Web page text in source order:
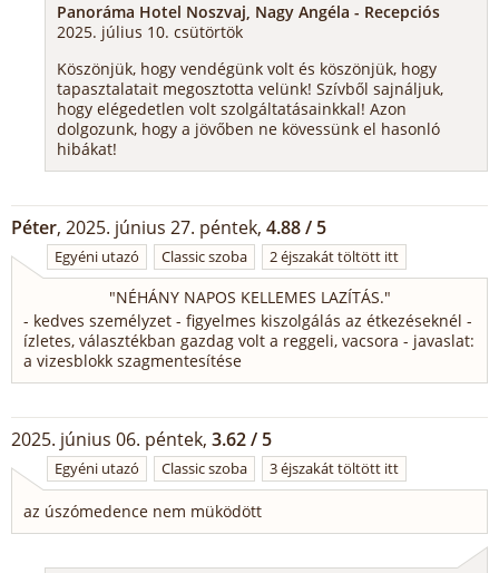
Panoráma Hotel Noszvaj, Nagy Angéla - Recepciós
2025. július 10. csütörtök
Köszönjük, hogy vendégünk volt és köszönjük, hogy
tapasztalatait megosztotta velünk! Szívből sajnáljuk,
hogy elégedetlen volt szolgáltatásainkkal! Azon
dolgozunk, hogy a jövőben ne kövessünk el hasonló
hibákat!
Péter, 2025. június 27. péntek, 4.88 / 5
Egyéni utazó Classic szoba 2 éjszakát töltött itt
"NÉHÁNY NAPOS KELLEMES LAZÍTÁS."
- kedves személyzet - figyelmes kiszolgálás az étkezéseknél -
ízletes, választékban gazdag volt a reggeli, vacsora - javaslat:
a vizesblokk szagmentesítése
2025. június 06. péntek, 3.62 / 5
Egyéni utazó Classic szoba 3 éjszakát töltött itt
az úszómedence nem müködött